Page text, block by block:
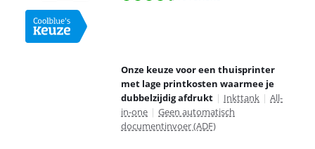
Onze keuze voor een thuisprinter
met lage printkosten waarmee je
dubbelzijdig afdrukt | Inkttank | All-
in-one | Geen automatisch
documentinvoer (ADF)